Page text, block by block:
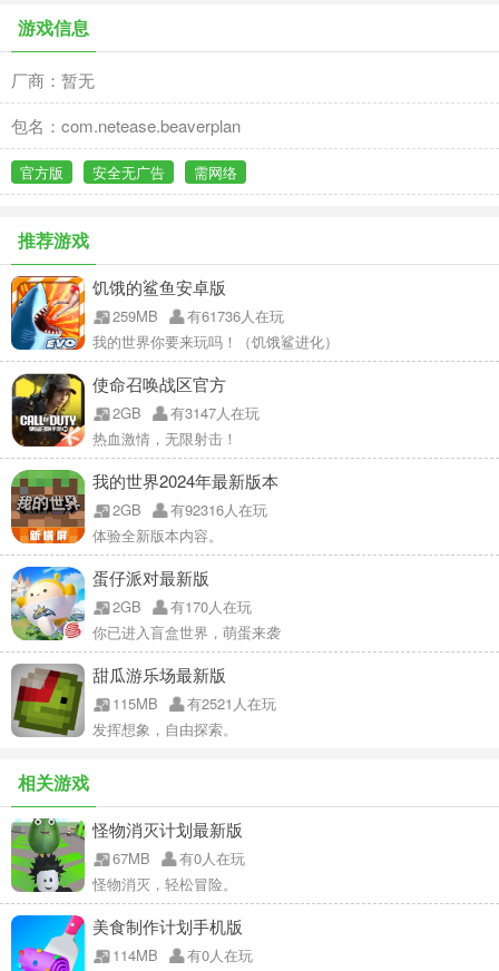
游戏信息
厂商：暂无
包名：com.netease.beaverplan
官方版 安全无广告 需网络
推荐游戏
饥饿的鲨鱼安卓版
259MB
有61736人在玩
我的世界你要来玩吗！（饥饿鲨进化）
使命召唤战区官方
2GB
有3147人在玩
热血激情，无限射击！
我的世界2024年最新版本
2GB
有92316人在玩
体验全新版本内容。
蛋仔派对最新版
2GB
有170人在玩
你已进入盲盒世界，萌蛋来袭
甜瓜游乐场最新版
115MB
有2521人在玩
发挥想象，自由探索。
相关游戏
怪物消灭计划最新版
67MB
有0人在玩
怪物消灭，轻松冒险。
美食制作计划手机版
114MB
有0人在玩